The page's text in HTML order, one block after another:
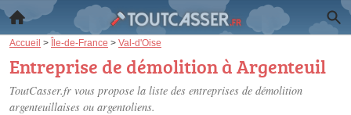
Accueil > Île-de-France > Val-d'Oise
Entreprise de démolition à Argenteuil
ToutCasser.fr vous propose la liste des entreprises de démolition
argenteuillaises ou argentoliens.